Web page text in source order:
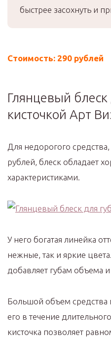
быстрее засохнуть и
Стоимость: 290 рублей
Глянцевый блеск
кисточкой Арт
Для недорогого
рублей, блеск обладает
характеристиками.
У него богатая линейка
нежные, так и яркие
добавляет губам объема и
Большой объем средства
его в течение
кисточка позволяет